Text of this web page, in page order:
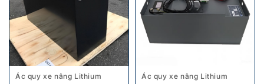
Ác quy xe nâng Lithium Ác quy xe nâng Lithium